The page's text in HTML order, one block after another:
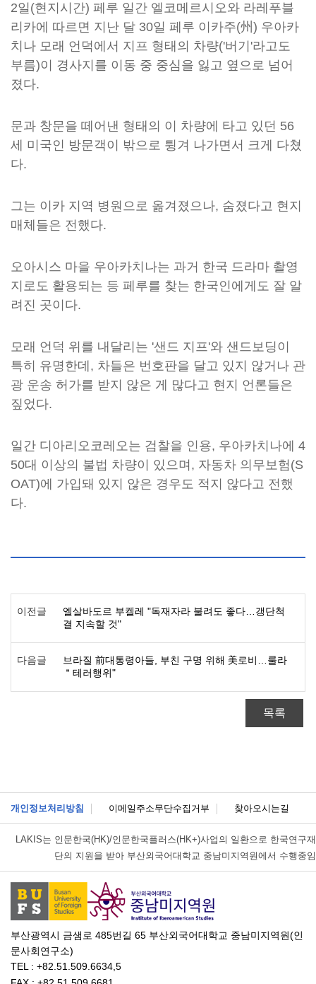
2일(현지시간) 페루 일간 엘코메르시오와 라레푸블
리카에 따르면 지난 달 30일 페루 이카주(州) 우아카
치나 모래 언덕에서 지프 형태의 차량('버기'라고도
부름)이 경사지를 이동 중 중심을 잃고 옆으로 넘어
졌다.
문과 창문을 떼어낸 형태의 이 차량에 타고 있던 56
세 미국인 방문객이 밖으로 튕겨 나가면서 크게 다쳤
다.
그는 이카 지역 병원으로 옮겨졌으나, 숨졌다고 현지
매체들은 전했다.
오아시스 마을 우아카치나는 과거 한국 드라마 촬영
지로도 활용되는 등 페루를 찾는 한국인에게도 잘 알
려진 곳이다.
모래 언덕 위를 내달리는 '샌드 지프'와 샌드보딩이
특히 유명한데, 차들은 번호판을 달고 있지 않거나 관
광 운송 허가를 받지 않은 게 많다고 현지 언론들은
짚었다.
일간 디아리오코레오는 검찰을 인용, 우아카치나에 4
50대 이상의 불법 차량이 있으며, 자동차 의무보험(S
OAT)에 가입돼 있지 않은 경우도 적지 않다고 전했
다.
이전글
엘살바도르 부켈레 "독재자라 불려도 좋다…갱단척
결 지속할 것"
다음글
브라질 前대통령아들, 부친 구명 위해 美로비…룰라
＂테러행위"
목록
개인정보처리방침 이메일주소무단수집거부 찾아오시는길
LAKIS는 인문한국(HK)/인문한국플러스(HK+)사업의 일환으로 한국연구재
단의 지원을 받아 부산외국어대학교 중남미지역원에서 수행중임
부산광역시 금샘로 485번길 65 부산외국어대학교 중남미지역원(인
문사회연구소)
TEL : +82.51.509.6634,5